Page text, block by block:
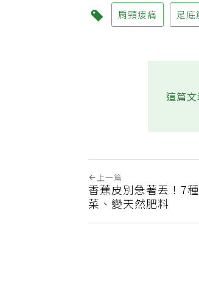
肩頸痠痛 足
這篇
上一篇
香蕉皮別急著丟！7
菜、變天然肥料